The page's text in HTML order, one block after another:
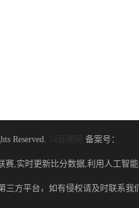
Reserved. 备案号：
,实时更新比分数据,利用人工智
方平台，如有侵权请及时联系我